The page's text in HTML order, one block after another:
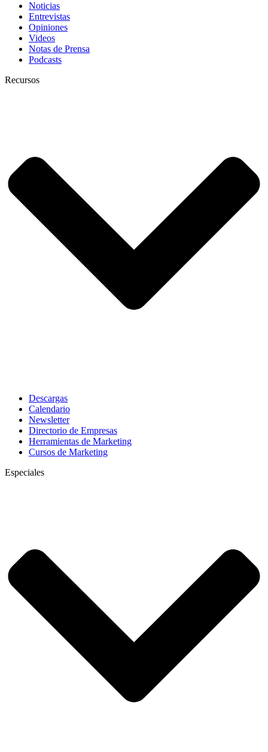
Noticias
Entrevistas
Opiniones
Videos
Notas de Prensa
Podcasts
Recursos
Descargas
Calendario
Newsletter
Directorio de Empresas
Herramientas de Marketing
Cursos de Marketing
Especiales